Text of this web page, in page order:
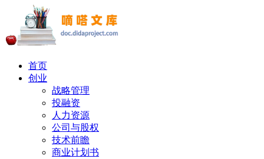
首页
创业
战略管理
投融资
人力资源
公司与股权
技术前瞻
商业计划书